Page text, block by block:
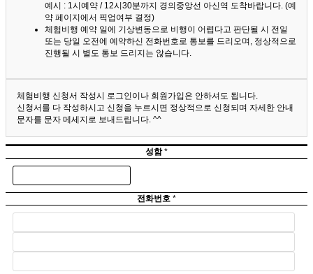
예시 : 1시예약 / 12시30분까지 경의중앙선 아신역 도착바랍니다. (예
약 페이지에서 픽업여부 결정)
체험비행 예약 일에 기상변동으로 비행이 어렵다고 판단될 시 전일
또는 당일 오전에 예약하신 전화번호로 통보를 드리오며, 정상적으로
진행될 시 별도 통보 드리지는 않습니다.
체험비행 신청서 작성시 로그인이나 회원가입은 안하셔도 됩니다.
신청서를 다 작성하시고 신청을 누르시면 정상적으로 신청되며 자세한 안내
문자를 문자 메세지로 보내드립니다. ^^
성함*
전화번호 *